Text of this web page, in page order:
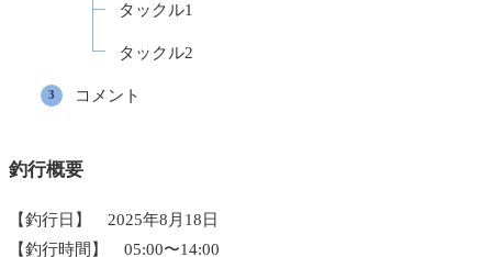
タックル1
タックル2
コメント
釣行概要
【釣行日】 2025年8月18日
【釣行時間】 05:00〜14:00